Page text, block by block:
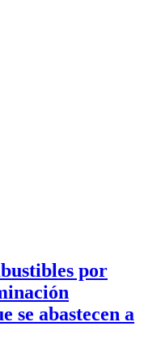
por
se abastecen a